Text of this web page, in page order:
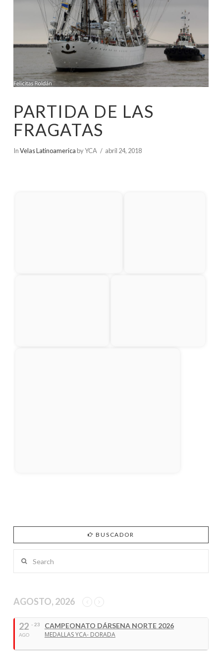
PARTIDA DE LAS
FRAGATAS
InVelas Latinoamerica by YCA abril 24, 2018
BUSCADOR
AGOSTO, 2026
22
AGO
- 23
CAMPEONATO DÁRSENA NORTE 2026
MEDALLAS YCA- DORADA